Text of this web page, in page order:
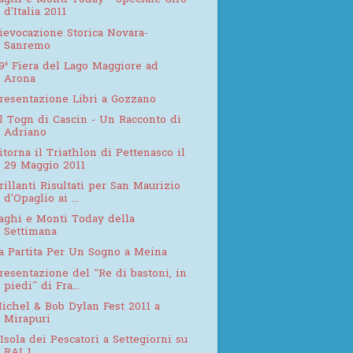
d'Italia 2011
Storica Novara-
Sanremo
Fiera del Lago Maggiore ad
Arona
Libri a Gozzano
Togn di Cascin - Un Racconto di
Adriano
il Triathlon di Pettenasco il
29 Maggio 2011
Risultati per San Maurizio
d'Opaglio ai ...
e Monti Today della
Settimana
Partita Per Un Sogno a Meina
del “Re di bastoni, in
piedi” di Fra...
& Bob Dylan Fest 2011 a
Mirapuri
dei Pescatori a Settegiorni su